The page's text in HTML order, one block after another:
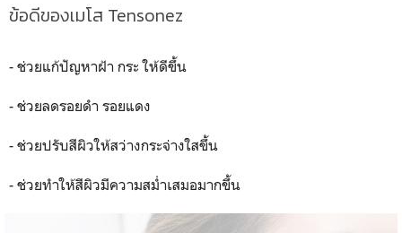
ข้อดีของเมโส Tensonez
- ช่วยแก้ปัญหาฝ้า กระ ให้ดีขึ้น
- ช่วยลดรอยดำ รอยแดง
- ช่วยปรับสีผิวให้สว่างกระจ่างใสขึ้น
- ช่วยทำให้สีผิวมีความสม่ำเสมอมากขึ้น